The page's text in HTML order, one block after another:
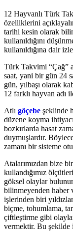
12 Hayvanlı Türk
özelliklerini
tarihi kesin olarak
kullanıldığını
kullanıldığına dair
Türk Takvimi “Çağ”
saat, yani bir gün 24
gün, yılbaşı olarak
12 farklı hayvan adı
Atlı göçebe şeklinde
düzene koyma
bozkırlarda hasat
duymuşlardır.
zamanı bir sisteme
Atalarımızdan bize
kullandığımız
göksel olaylar
bilinmeyenden haber
işlerinden biri
biçme, tohumlama,
çiftleştirme gibi
vermektir. Bu